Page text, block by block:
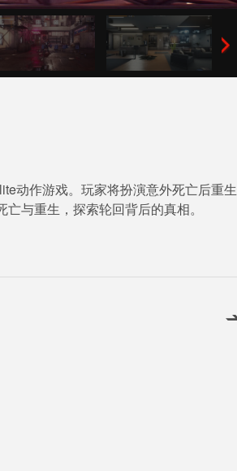
动作游戏。玩家将扮演意外死亡后重生
与重生，探索轮回背后的真相。